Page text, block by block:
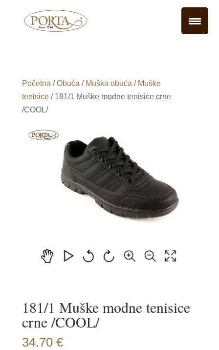
Početna /Obuća / Muška obuća / Muške
tenisice/ 181/1 Muške modne tenisice crne
/COOL/
181/1 Muške modne tenisice
crne /COOL/
34.70 €